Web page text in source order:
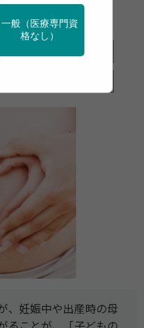
、妊娠中や出産時の母
一般（医療専門資
格なし）